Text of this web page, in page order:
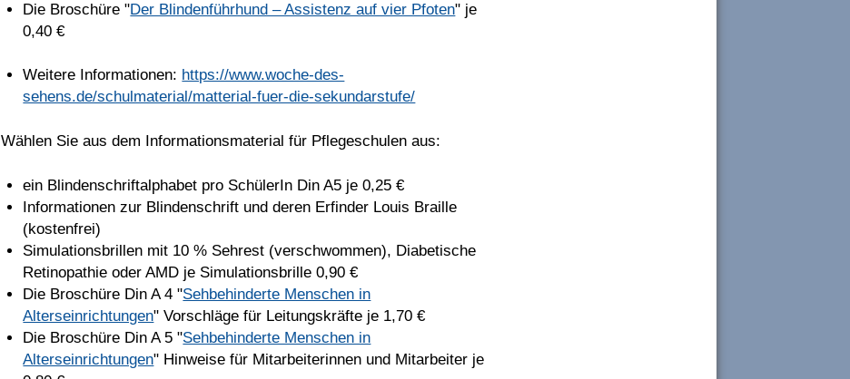
Die Broschüre "Der Blindenführhund – Assistenz auf vier Pfoten" je
0,40 €
Weitere Informationen: https://www.woche-des-
sehens.de/schulmaterial/matterial-fuer-die-sekundarstufe/
Wählen Sie aus dem Informationsmaterial für Pflegeschulen aus:
ein Blindenschriftalphabet pro SchülerIn Din A5 je 0,25 €
Informationen zur Blindenschrift und deren Erfinder Louis Braille
(kostenfrei)
Simulationsbrillen mit 10 % Sehrest (verschwommen), Diabetische
Retinopathie oder AMD je Simulationsbrille 0,90 €
Die Broschüre Din A 4 "Sehbehinderte Menschen in
Alterseinrichtungen" Vorschläge für Leitungskräfte je 1,70 €
Die Broschüre Din A 5 "Sehbehinderte Menschen in
Alterseinrichtungen" Hinweise für Mitarbeiterinnen und Mitarbeiter je